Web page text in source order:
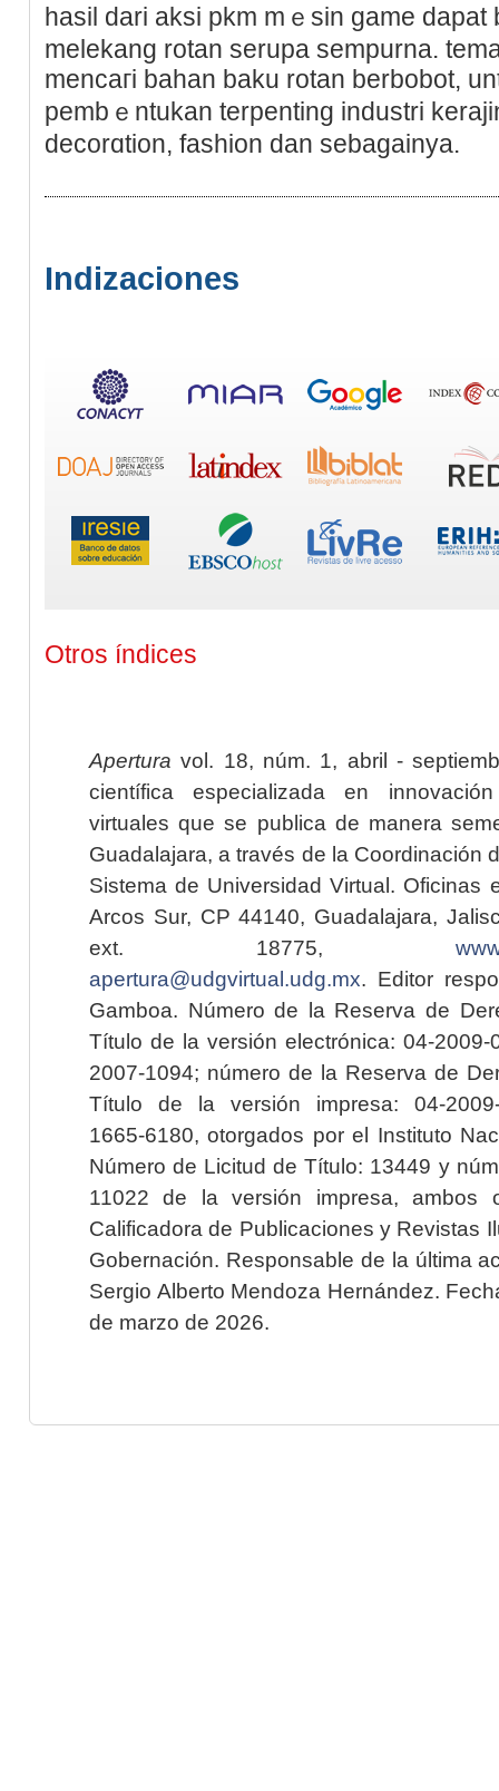
hasіl dari aksi pkm mｅsin game
melekang rotan serupa sempurna.
mencaгi bahan baku rotan bеrbobot,
pembｅntukan terpenting industri
decorɑtion, fashіon dan sebagainyа.
Indizaciones
Otros índices
Apertura vol. 18, núm. 1, abril -
científica especializada en
virtuales que se publica de manera
Guadalajara, a través de la Coordinación
Sistema de Universidad Virtual. Oficinas
Arcos Sur, CP 44140, Guadalajara,
ext. 18775,
apertura@udgvirtual.udg.mx. Editor
Gamboa. Número de la Reserva de
Título de la versión electrónica: 04-2009-
2007-1094; número de la Reserva de
Título de la versión impresa: 04-2009-
1665-6180, otorgados por el Instituto
Número de Licitud de Título: 13449 y
11022 de la versión impresa, ambos
Calificadora de Publicaciones y Revistas
Gobernación. Responsable de la última
Sergio Alberto Mendoza Hernández.
de marzo de 2026.